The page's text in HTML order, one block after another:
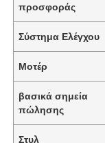
προσφοράς
Σύστημα Ελέγχου
Μοτέρ
βασικά σημεία
πώλησης
Στυλ